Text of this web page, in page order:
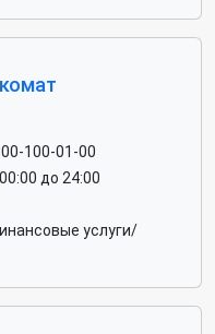
100-01-00
до 24:00
услуги/